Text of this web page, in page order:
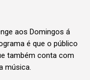
aos Domingos á
é que o público
também conta com
música.